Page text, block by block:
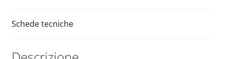
Schede tecniche